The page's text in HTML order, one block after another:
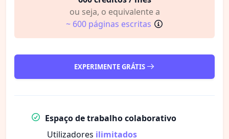
ou seja, o equivalente a
~ 600 páginas escritas
EXPERIMENTE GRÁTIS
Espaço de trabalho colaborativo
Utilizadores ilimitados